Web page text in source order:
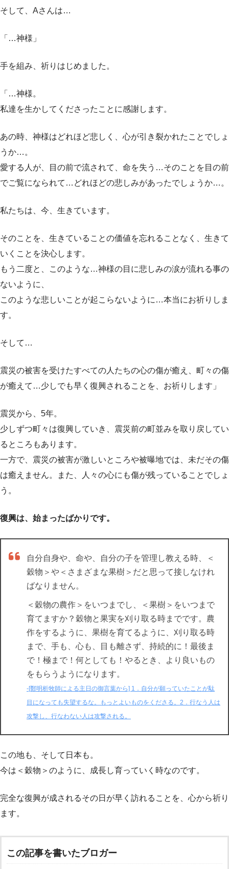
そして、Aさんは…
「…神様」
手を組み、祈りはじめました。
「…神様。
私達を生かしてくださったことに感謝します。
あの時、神様はどれほど悲しく、心が引き裂かれたことでしょ
うか…。
愛する人が、目の前で流されて、命を失う…そのことを目の前
でご覧になられて…どれほどの悲しみがあったでしょうか…。
私たちは、今、生きています。
そのことを、生きていることの価値を忘れることなく、生きて
いくことを決心します。
もう二度と、このような…神様の目に悲しみの涙が流れる事の
ないように、
このような悲しいことが起こらないように…本当にお祈りしま
す。
そして…
震災の被害を受けたすべての人たちの心の傷が癒え、町々の傷
が癒えて…少しでも早く復興されることを、お祈りします」
震災から、5年。
少しずつ町々は復興していき、震災前の町並みを取り戻してい
るところもあります。
一方で、震災の被害が激しいところや被曝地では、未だその傷
は癒えません。また、人々の心にも傷が残っていることでしょ
う。
復興は、始まったばかりです。
自分自身や、命や、自分の子を管理し教える時、＜
穀物＞や＜さまざまな果樹＞だと思って接しなけれ
ばなりません。
＜穀物の農作＞をいつまでし、＜果樹＞をいつまで
育てますか？穀物と果実を刈り取る時までです。農
作をするように、果樹を育てるように、刈り取る時
まで、手も、心も、目も離さず、持続的に！最後ま
で！極まで！何としても！やるとき、より良いもの
をもらうようになります。
-[鄭明析牧師による主日の御言葉から] 1．自分が願っていたことが駄
目になっても失望するな。もっとよいものをくださる。2．行なう人は
攻撃し、行なわない人は攻撃される。
この地も、そして日本も。
今は＜穀物＞のように、成長し育っていく時なのです。
完全な復興が成されるその日が早く訪れることを、心から祈り
ます。
この記事を書いたブロガー